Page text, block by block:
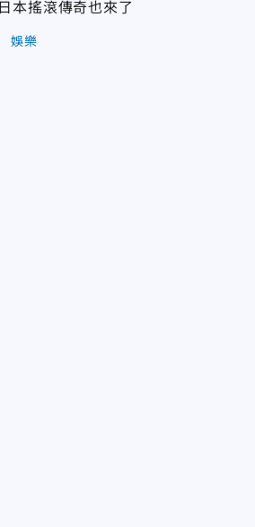
本搖滾傳奇也來了
娛樂